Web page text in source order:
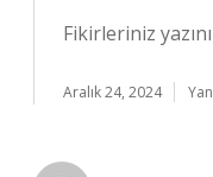
Fikirleriniz
Aralık 24, 2024